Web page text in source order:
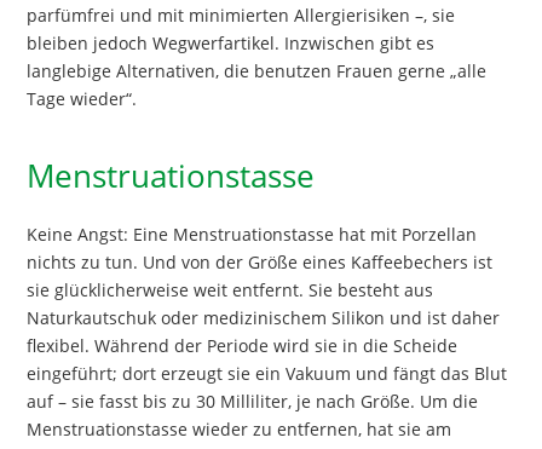
parfümfrei und mit minimierten Allergierisiken –, sie
bleiben jedoch Wegwerfartikel. Inzwischen gibt es
langlebige Alternativen, die benutzen Frauen gerne „alle
Tage wieder“.
Menstruationstasse
Keine Angst: Eine Menstruationstasse hat mit Porzellan
nichts zu tun. Und von der Größe eines Kaffeebechers ist
sie glücklicherweise weit entfernt. Sie besteht aus
Naturkautschuk oder medizinischem Silikon und ist daher
flexibel. Während der Periode wird sie in die Scheide
eingeführt; dort erzeugt sie ein Vakuum und fängt das Blut
auf – sie fasst bis zu 30 Milliliter, je nach Größe. Um die
Menstruationstasse wieder zu entfernen, hat sie am